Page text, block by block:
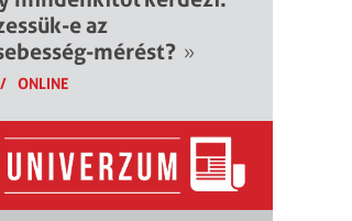
e az
mérést? »
/ ONLINE